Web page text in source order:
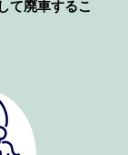
て廃車するこ